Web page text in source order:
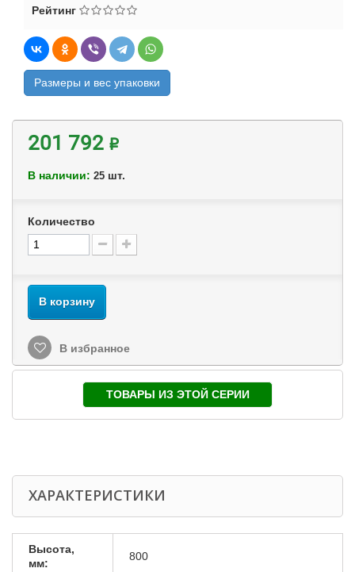
Рейтинг
Размеры и вес упаковки
201 792 ₽
В наличии: 25 шт.
Количество
В корзину
В избранное
ТОВАРЫ ИЗ ЭТОЙ СЕРИИ
ХАРАКТЕРИСТИКИ
Высота,
мм:
800